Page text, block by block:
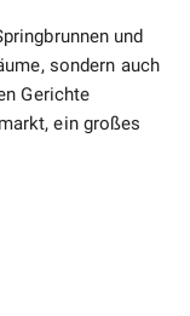
und
sondern auch
Gerichte
ein großes